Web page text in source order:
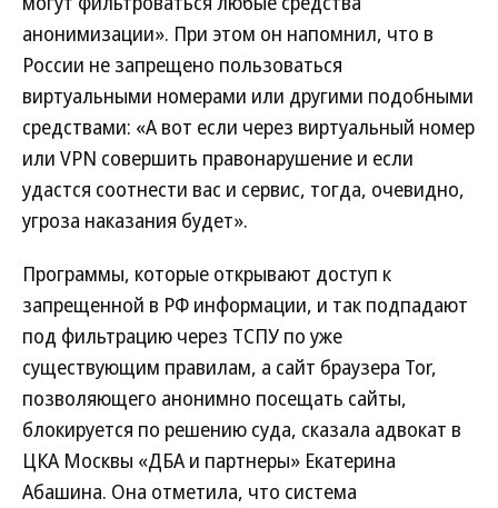
анонимизации». При этом он напомнил, что в
России не запрещено пользоваться
виртуальными номерами или другими подобными
средствами: «А вот если через виртуальный номер
или VPN совершить правонарушение и если
удастся соотнести вас и сервис, тогда, очевидно,
угроза наказания будет».
Программы, которые открывают доступ к
запрещенной в РФ информации, и так подпадают
под фильтрацию через ТСПУ по уже
существующим правилам, а сайт браузера Tor,
позволяющего анонимно посещать сайты,
блокируется по решению суда, сказала адвокат в
ЦКА Москвы «ДБА и партнеры» Екатерина
Абашина. Она отметила, что система